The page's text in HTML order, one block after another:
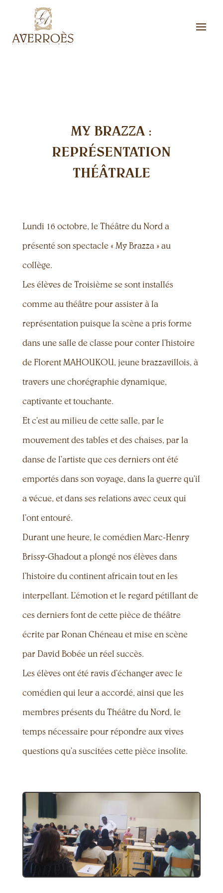
MY BRAZZA :
REPRÉSENTATION
THÉÂTRALE
Lundi 16 octobre, le Théâtre du Nord a
présenté son spectacle « My Brazza » au
collège.
Les élèves de Troisième se sont installés
comme au théâtre pour assister à la
représentation puisque la scène a pris forme
dans une salle de classe pour conter l’histoire
de Florent MAHOUKOU, jeune brazzavillois, à
travers une chorégraphie dynamique,
captivante et touchante.
Et c’est au milieu de cette salle, par le
mouvement des tables et des chaises, par la
danse de l’artiste que ces derniers ont été
emportés dans son voyage, dans la guerre qu’il
a vécue, et dans ses relations avec ceux qui
l’ont entouré.
Durant une heure, le comédien Marc-Henry
Brissy-Ghadout a plongé nos élèves dans
l’histoire du continent africain tout en les
interpellant. L’émotion et le regard pétillant de
ces derniers font de cette pièce de théâtre
écrite par Ronan Chéneau et mise en scène
par David Bobée un réel succès.
Les élèves ont été ravis d’échanger avec le
comédien qui leur a accordé, ainsi que les
membres présents du Théâtre du Nord, le
temps nécessaire pour répondre aux vives
questions qu’a suscitées cette pièce insolite.